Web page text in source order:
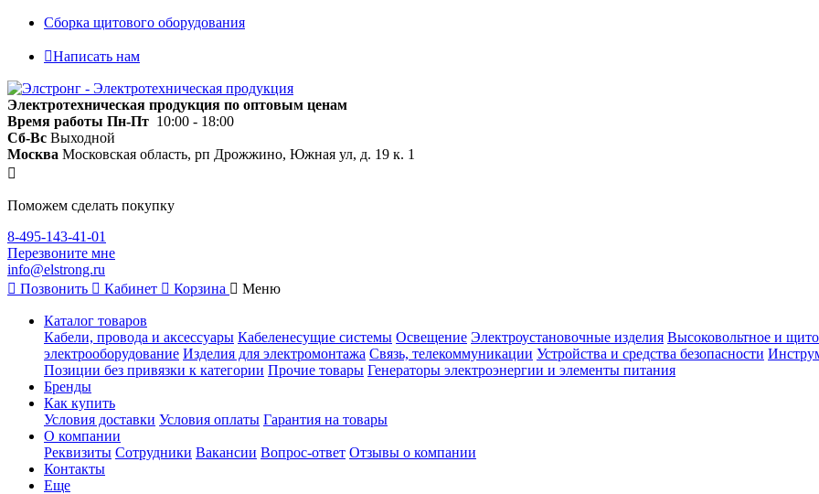
Сборка щитового оборудования
Написать нам
Электротехническая продукция по оптовым ценам
Время работы Пн-Пт 10:00 - 18:00
Сб-Вс Выходной
Москва Московская область, рп Дрожжино, Южная ул, д. 19 к. 1
Поможем сделать покупку
8-495-143-41-01
Перезвоните мне
info@elstrong.ru
Позвонить
Кабинет Корзина Меню
Каталог товаров
Кабели, провода и аксессуары Кабеленесущие системы Освещение Электроустановочные изделия Высоковольтное и
электрооборудование Изделия для электромонтажа Связь, телекоммуникации Устройства и средства безопасности
Позиции без привязки к категории Прочие товары Генераторы электроэнергии и элементы питания
Бренды
Как купить
Условия доставки Условия оплаты Гарантия на товары
О компании
Реквизиты Сотрудники Вакансии Вопрос-ответ Отзывы о компании
Контакты
Еще